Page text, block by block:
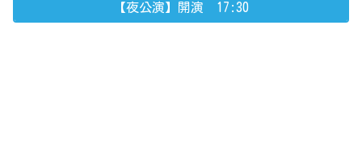
【夜公演】開演 17:30